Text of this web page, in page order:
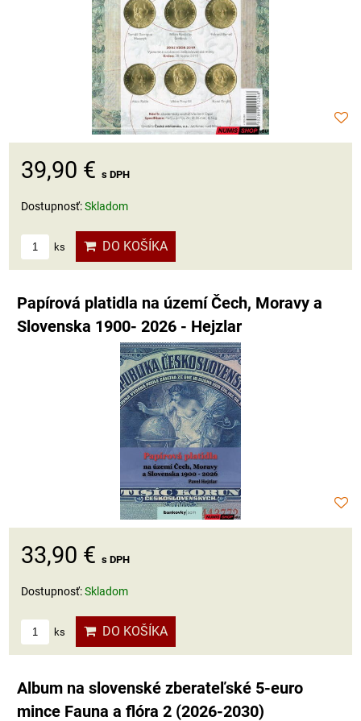
39,90 € s DPH
Dostupnosť:Skladom
ks DO KOŠÍKA
Papírová platidla na území Čech, Moravy a
Slovenska 1900- 2026 - Hejzlar
33,90 € s DPH
Dostupnosť:Skladom
ks DO KOŠÍKA
Album na slovenské zberateľské 5-euro
mince Fauna a flóra 2 (2026-2030)